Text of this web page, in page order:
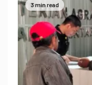
3 min read